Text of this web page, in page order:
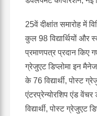
25वें दीक्षांत समारोह में
कुल 98 विद्यार्थियों और
प्रमाणपत्र प्रदान किए
ग्रेजुएट डिप्लोमा इन
के 76 विद्यार्थी, पोस्ट
एंटरप्रेन्योरशिप एंड
विद्यार्थी, पोस्ट